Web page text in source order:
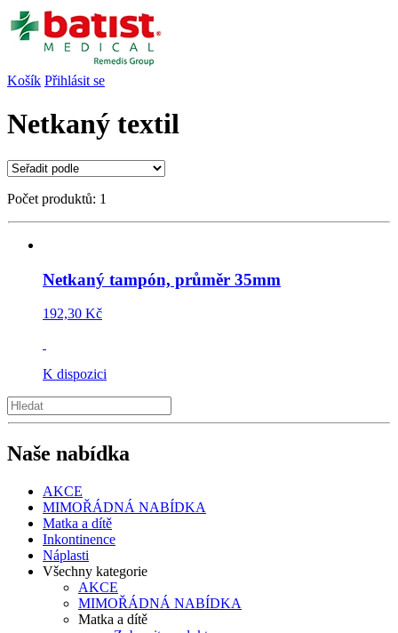
Košík Přihlásit se
Netkaný textil
Počet produktů: 1
Netkaný tampón, průměr 35mm
192,30 Kč
K dispozici
Naše nabídka
AKCE
MIMOŘÁDNÁ NABÍDKA
Matka a dítě
Inkontinence
Náplasti
Všechny kategorie
AKCE
MIMOŘÁDNÁ NABÍDKA
Matka a dítě